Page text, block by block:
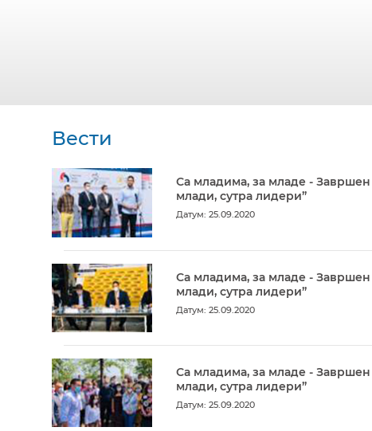
Вести
Са младима, за младе - Завршен
млади, сутра лидери”
Датум: 25.09.2020
Са младима, за младе - Завршен
млади, сутра лидери”
Датум: 25.09.2020
Са младима, за младе - Завршен
млади, сутра лидери”
Датум: 25.09.2020